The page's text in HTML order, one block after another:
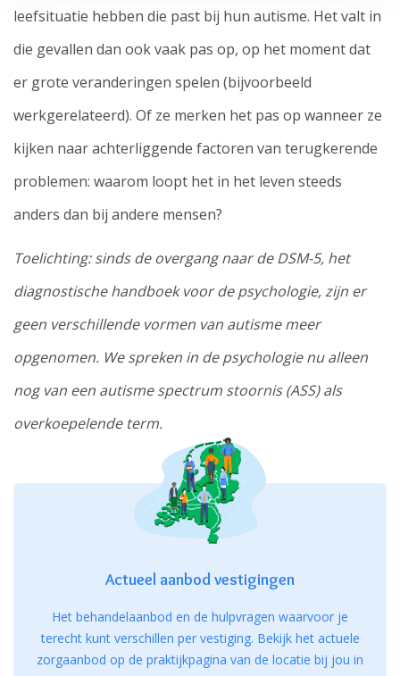
leefsituatie hebben die past bij hun autisme. Het valt in
die gevallen dan ook vaak pas op, op het moment dat
er grote veranderingen spelen (bijvoorbeeld
werkgerelateerd). Of ze merken het pas op wanneer ze
kijken naar achterliggende factoren van terugkerende
problemen: waarom loopt het in het leven steeds
anders dan bij andere mensen?
Toelichting: sinds de overgang naar de DSM-5, het
diagnostische handboek voor de psychologie, zijn er
geen verschillende vormen van autisme meer
opgenomen. We spreken in de psychologie nu alleen
nog van een autisme spectrum stoornis (ASS) als
overkoepelende term.
Actueel aanbod vestigingen
Het behandelaanbod en de hulpvragen waarvoor je
terecht kunt verschillen per vestiging. Bekijk het actuele
zorgaanbod op de praktijkpagina van de locatie bij jou in